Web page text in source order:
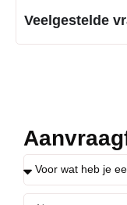
Veelgestelde